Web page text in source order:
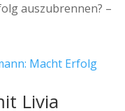
auszubrennen? –
Livia